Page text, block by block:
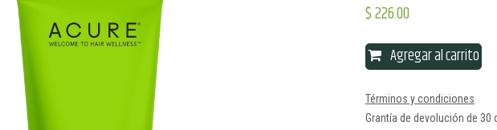
$226.00
Agregar al carrito
Términos y condiciones
Grantía de devolución de 30